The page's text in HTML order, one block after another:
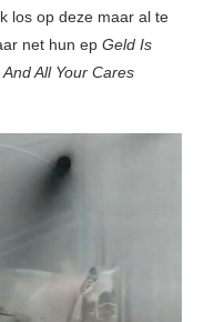
los op deze maar al te
net hun ep Geld Is
All Your Cares